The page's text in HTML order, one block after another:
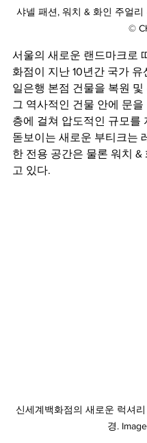
샤넬 패션, 워치 & 화인 주얼
©
서울의 새로운 랜드마크로
화점이 지난 10년간 국가
일은행 본점 건물을 복원
그 역사적인 건물 안에 문
층에 걸쳐 압도적인 규모를
돋보이는 새로운 부티크는
한 전용 공간은 물론 워치
고 있다.
신세계백화점의 새로운 럭셔
경.